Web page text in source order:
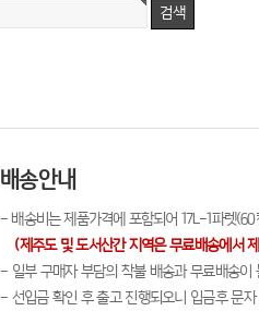
배송안내
- 배송비는 제품가격에 포함되어 17L-1파렛
(제주도 및 도서산간 지역은 무료배송에서
- 일부 구매자 부담의 착불 배송과 무료배송이
- 선입금 확인 후 출고 진행되오니 입금후 문